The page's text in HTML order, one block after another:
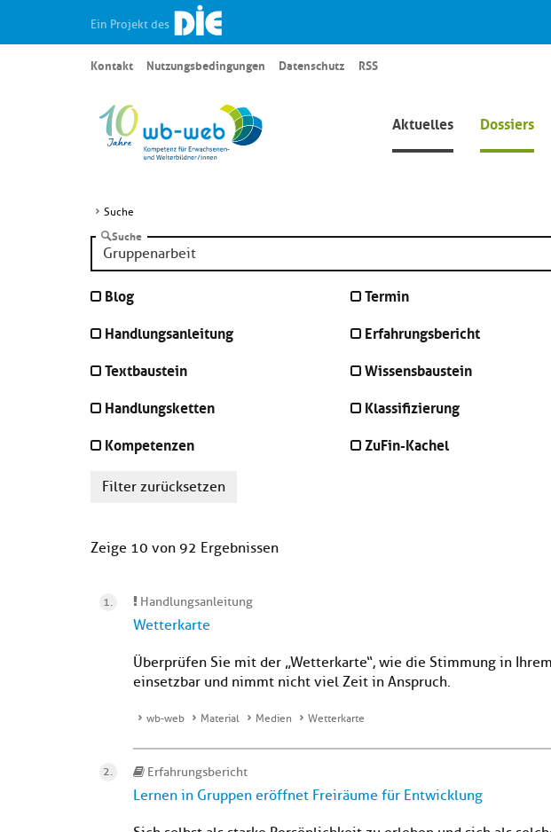
Ein Projekt des
Aktuelles Dossiers
Kontakt Nutzungsbedingungen Datenschutz RSS
Suche
Suche
Blog Termin
Handlungsanleitung
Erfahrungsbericht
Textbaustein
Wissensbaustein
Handlungsketten
Klassifizierung
Kompetenzen
ZuFin-Kachel
Filter zurücksetzen
Zeige 10 von 92 Ergebnissen
Handlungsanleitung
Wetterkarte
Überprüfen Sie mit der „Wetterkarte“, wie die Stimmung in
einsetzbar und nimmt nicht viel Zeit in Anspruch.
wb-web Material Medien Wetterkarte
Erfahrungsbericht
Lernen in Gruppen eröffnet Freiräume für Entwicklung